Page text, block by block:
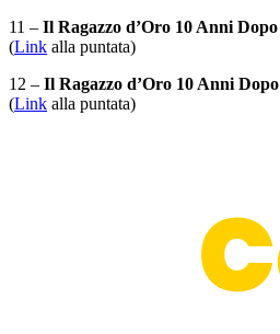
11 – Il Ragazzo d’Oro 10 Anni Dopo
(Link alla puntata)
12 – Il Ragazzo d’Oro 10 Anni Dopo
(Link alla puntata)